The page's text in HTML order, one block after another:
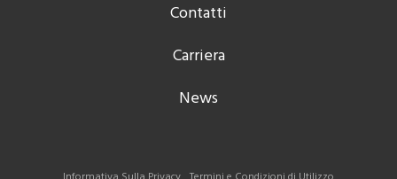
Contatti
Carriera
News